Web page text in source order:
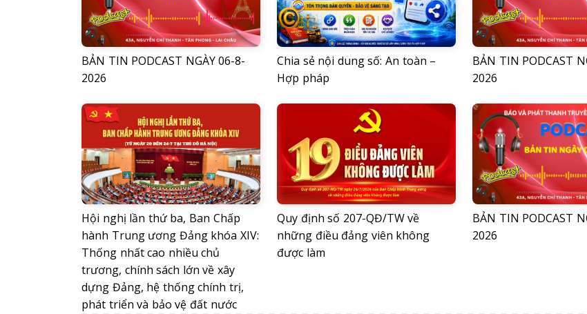
BẢN TIN PODCAST NGÀY 06-8-
2026
Chia sẻ nội dung số: An toàn –
Hợp pháp
BẢN TIN PODCAST
2026
Hội nghị lần thứ ba, Ban Chấp
hành Trung ương Đảng khóa XIV:
Thống nhất cao nhiều chủ
trương, chính sách lớn về xây
dựng Đảng, hệ thống chính trị,
phát triển và bảo vệ đất nước
Quy định số 207-QĐ/TW về
những điều đảng viên không
được làm
BẢN TIN PODCAST
2026